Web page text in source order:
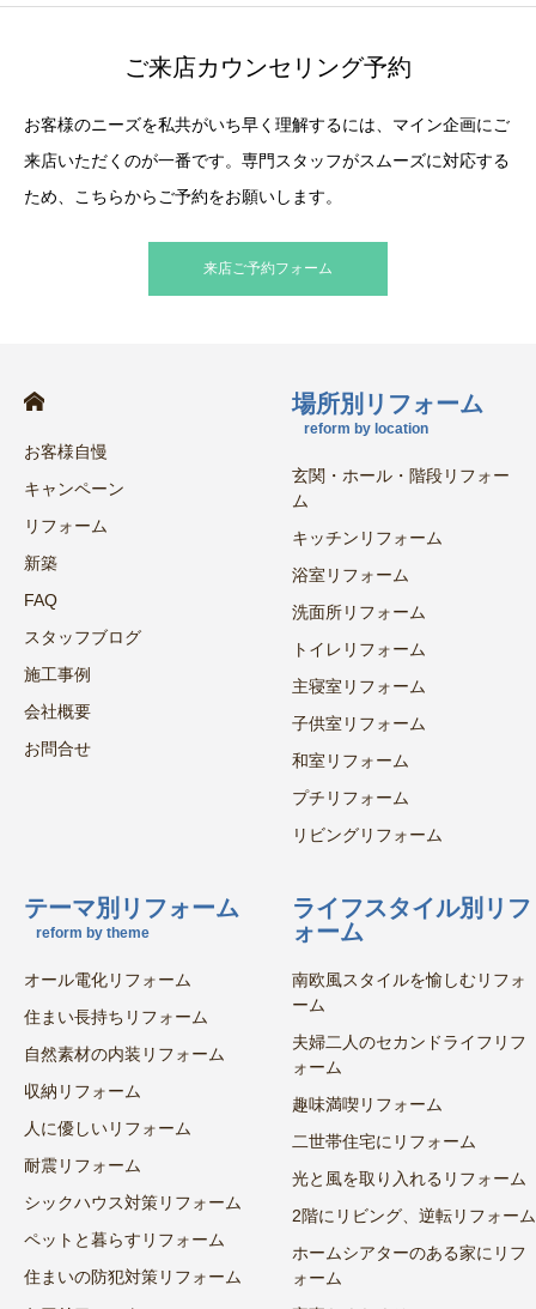
ご来店カウンセリング予約
お客様のニーズを私共がいち早く理解するには、マイン企画にご
来店いただくのが一番です。専門スタッフがスムーズに対応する
ため、こちらからご予約をお願いします。
来店ご予約フォーム
お客様自慢
キャンペーン
リフォーム
新築
FAQ
スタッフブログ
施工事例
会社概要
お問合せ
場所別リフォーム
reform by location
玄関・ホール・階段リフォー
ム
キッチンリフォーム
浴室リフォーム
洗面所リフォーム
トイレリフォーム
主寝室リフォーム
子供室リフォーム
和室リフォーム
プチリフォーム
リビングリフォーム
テーマ別リフォーム
reform by theme
オール電化リフォーム
住まい長持ちリフォーム
自然素材の内装リフォーム
収納リフォーム
人に優しいリフォーム
耐震リフォーム
シックハウス対策リフォーム
ペットと暮らすリフォーム
住まいの防犯対策リフォーム
ライフスタイル別リフ
ォーム
南欧風スタイルを愉しむリフォ
ーム
夫婦二人のセカンドライフリフ
ォーム
趣味満喫リフォーム
二世帯住宅にリフォーム
光と風を取り入れるリフォーム
2階にリビング、逆転リフォーム
ホームシアターのある家にリフ
ォーム